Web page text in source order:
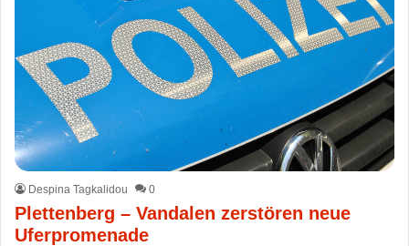
Despina Tagkalidou 0
Plettenberg – Vandalen zerstören neue
Uferpromenade